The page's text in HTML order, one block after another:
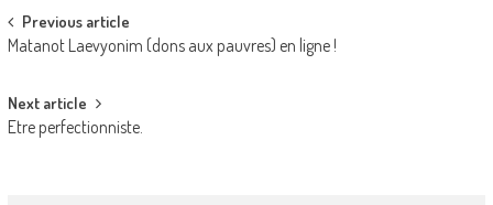
Post
navigation
Previous article
Matanot Laevyonim (dons aux pauvres) en ligne !
Next article
Etre perfectionniste.